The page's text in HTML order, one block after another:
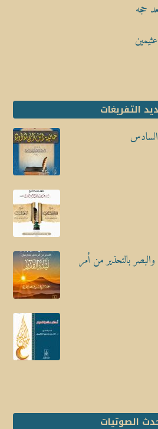
حجه
التفريغات
بالتحذير من أمر
الصوتيات